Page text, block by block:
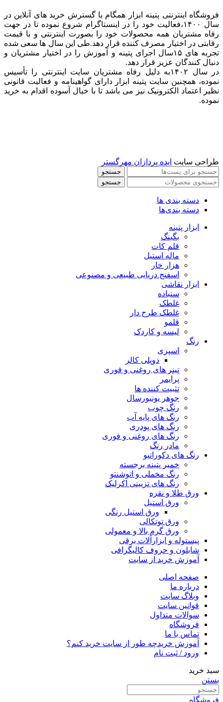
فروشگاه اینترنتی پتینه ابزار همگام با گسترش خرید های آنلاین در
سال ۱۴۰۰،فعالیت خود را در اینستاگرام شروع نموده تا در جهت
رفاه مشتریان همه محصولات خود را بصورت اینترنتی و با قیمت
رقابتی در اختیار مصرف کننده قرار دهد.طی این سال ها سعی شده
تجربه های ۱۵سال اجرای پتینه و آموزش را در اختیار مشتریان و
دنبال کنندگان عزیز قرار دهد.
در سال ۱۴۰۲به دلیل رفاه مشتریان سایت اینترنتی را تأسیس
نموده، همچنین سایت پتینه ابزار دارای گواهینامه و فعالیت قانونی
نظیر اعتماد الکترونیک نیز می باشد تا با خیال آسوده اقدام به خرید
نموده.
طراحی سایت ایده پردازان مهرگستر
جستجو
جستجو
دسته بندی ها
دسته بندی‌ها
ابزار پتینه
بگینگ
قلم کات
ماله استیل
هزار خار
اسفنج دریایی طبیعی و مصنوعی
ابزار نقاشی
سنباده
غلطک
غلطک طرح دار
قلمو
لیسه و کاردک
رنگ
اسپری
دوپلی کالر
تینر های روغنی و فوری
پرایمر
تثبیت کننده ها
جوهر یونیورسال
رنگ چوب
رنگ‌ های پایه آب
رنگ های پودری
رنگ‌ های روغنی و فوری
مادر رنگ
رنگ های دکوراتیو
خمیر پتینه برجسته
رنگ مخملی و اتوشنتو
رنگ های تزیینی اکرلیک
ورق طلا و نقره
ورق استیل
ورق استیل رنگی
ورق توتکالی
ورق گرم بالا و معمولی
پیستوله و ابزارآلات برقی
شابلون و حروف کالیگرافی
آموزش خرید از سایت
صفحه اصلی
درباره ما
وبلاگ سایت
قوانین سایت
سوالات متداول
فروشگاه
تماس با ما
آموزش خریدچه طور از سایت خرید کنم؟
ورود / ثبت نام
سبد خرید
بستن
فروشگاه